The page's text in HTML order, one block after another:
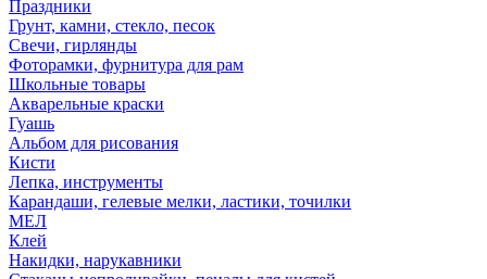
Праздники
Грунт, камни, стекло, песок
Свечи, гирлянды
Фоторамки, фурнитура для рам
Школьные товары
Акварельные краски
Гуашь
Альбом для рисования
Кисти
Лепка, инструменты
Карандаши, гелевые мелки, ластики, точилки
МЕЛ
Клей
Накидки, нарукавники